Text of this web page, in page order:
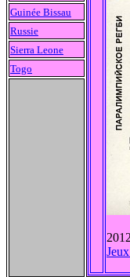
Guinée Bissau
Russie
Sierra Leone
Togo